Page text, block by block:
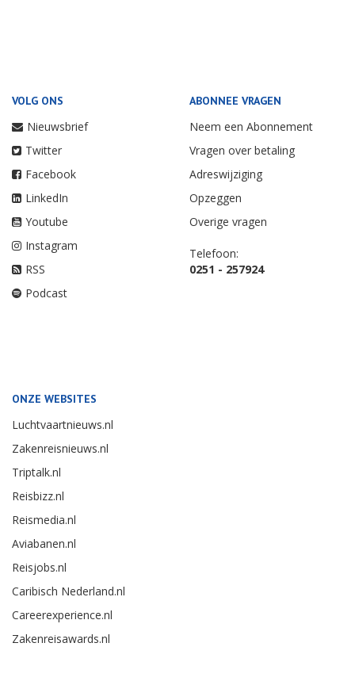
VOLG ONS
Nieuwsbrief
Twitter
Facebook
LinkedIn
Youtube
Instagram
RSS
Podcast
ABONNEE VRAGEN
Neem een Abonnement
Vragen over betaling
Adreswijziging
Opzeggen
Overige vragen
Telefoon:
0251 - 257924
ONZE WEBSITES
Luchtvaartnieuws.nl
Zakenreisnieuws.nl
Triptalk.nl
Reisbizz.nl
Reismedia.nl
Aviabanen.nl
Reisjobs.nl
Caribisch Nederland.nl
Careerexperience.nl
Zakenreisawards.nl